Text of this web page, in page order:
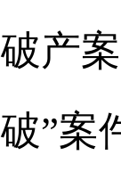
破产
破”案